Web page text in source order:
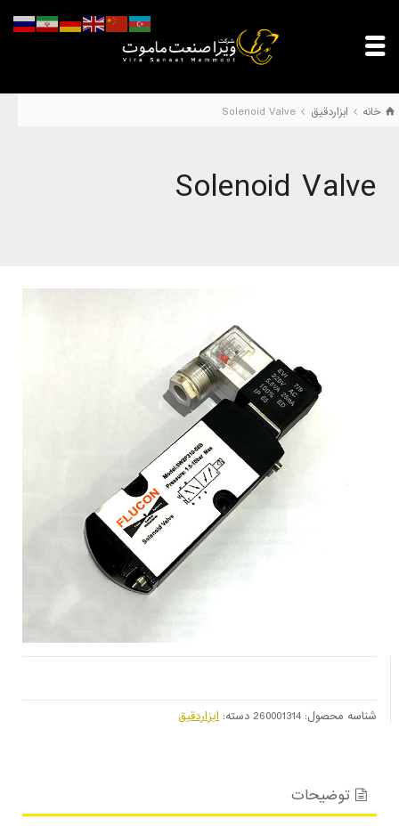
خانه ابزاردقیق Solenoid Valve
Solenoid Valve
شناسه محصول: 260001314 دسته: ابزاردقیق
توضیحات